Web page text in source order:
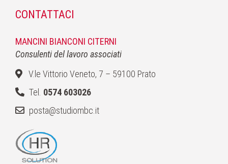
CONTATTACI
MANCINI BIANCONI CITERNI
Consulenti del lavoro associati
V.le Vittorio Veneto, 7 – 59100 Prato
Tel. 0574 603026
posta@studiombc.it